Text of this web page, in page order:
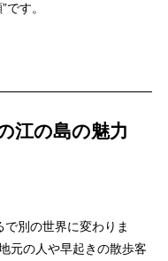
す。
江の島の魅力
別の世界に変わりま
元の人や早起きの散歩客